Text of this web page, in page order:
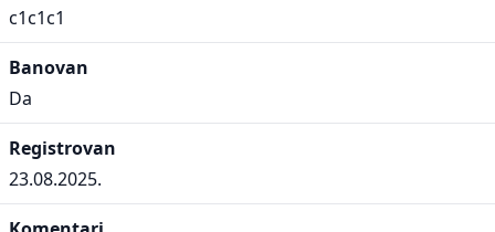
c1c1c1
Banovan
Da
Registrovan
23.08.2025.